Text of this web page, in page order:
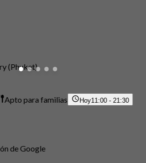
(Phuket)
Apto para familias Hoy11:00 - 21:30
de Google